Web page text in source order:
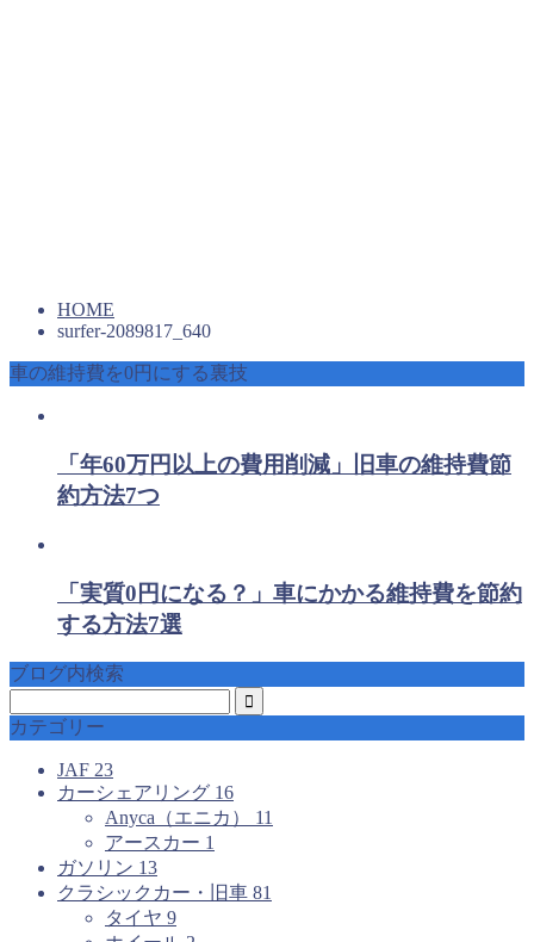
HOME
surfer-2089817_640
車の維持費を0円にする裏技
「年60万円以上の費用削減」旧車の維持費節
約方法7つ
「実質0円になる？」車にかかる維持費を節約
する方法7選
ブログ内検索
カテゴリー
JAF 23
カーシェアリング 16
Anyca（エニカ） 11
アースカー 1
ガソリン 13
クラシックカー・旧車 81
タイヤ 9